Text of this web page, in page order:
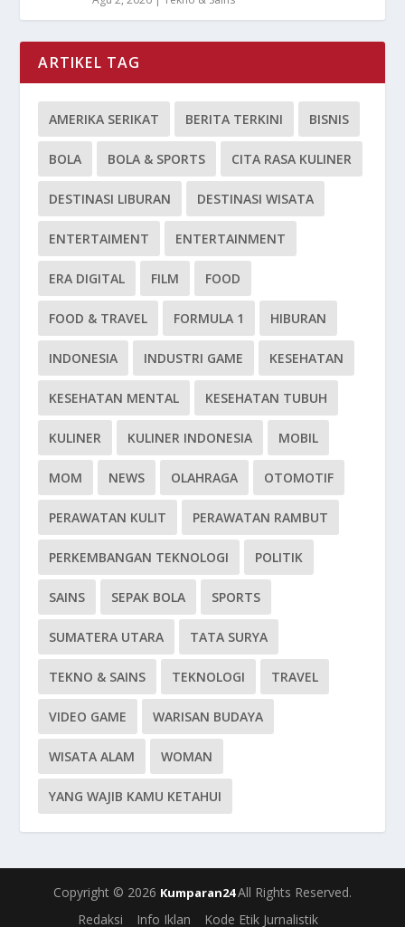
ARTIKEL TAG
AMERIKA SERIKAT BERITA TERKINI BISNIS
BOLA BOLA & SPORTS CITA RASA KULINER
DESTINASI LIBURAN DESTINASI WISATA
ENTERTAIMENT ENTERTAINMENT
ERA DIGITAL FILM FOOD
FOOD & TRAVEL FORMULA 1 HIBURAN
INDONESIA INDUSTRI GAME KESEHATAN
KESEHATAN MENTAL KESEHATAN TUBUH
KULINER KULINER INDONESIA MOBIL
MOM NEWS OLAHRAGA OTOMOTIF
PERAWATAN KULIT PERAWATAN RAMBUT
PERKEMBANGAN TEKNOLOGI POLITIK
SAINS SEPAK BOLA SPORTS
SUMATERA UTARA TATA SURYA
TEKNO & SAINS TEKNOLOGI TRAVEL
VIDEO GAME WARISAN BUDAYA
WISATA ALAM WOMAN
YANG WAJIB KAMU KETAHUI
Copyright © 2026 Kumparan24All Rights Reserved.
Redaksi
Info Iklan Kode Etik Jurnalistik